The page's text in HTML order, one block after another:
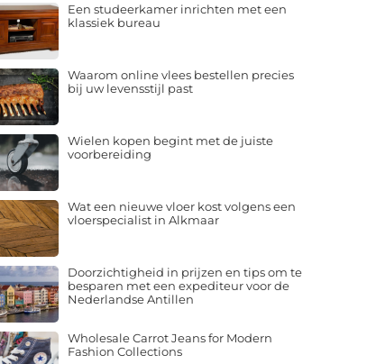
Een studeerkamer inrichten met een
klassiek bureau
Waarom online vlees bestellen precies
bij uw levensstijl past
Wielen kopen begint met de juiste
voorbereiding
Wat een nieuwe vloer kost volgens een
vloerspecialist in Alkmaar
Doorzichtigheid in prijzen en tips om te
besparen met een expediteur voor de
Nederlandse Antillen
Wholesale Carrot Jeans for Modern
Fashion Collections